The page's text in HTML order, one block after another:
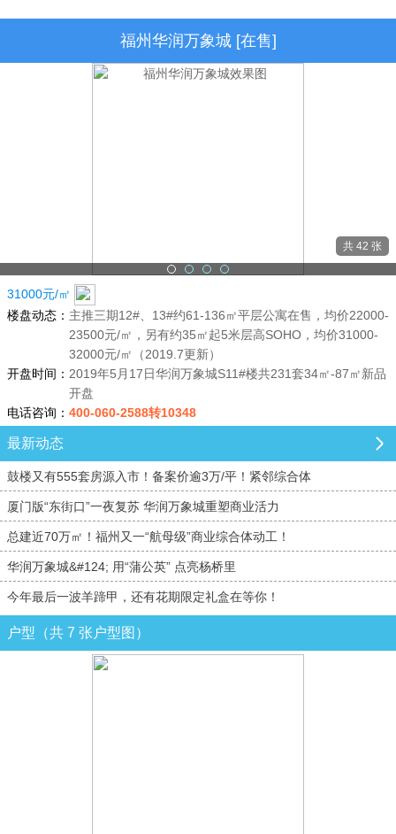
福州华润万象城 [在售]
共 42 张
31000元/㎡
楼盘动态： 主推三期12#、13#约61-136㎡平层公寓在售，均价22000-
23500元/㎡，另有约35㎡起5米层高SOHO，均价31000-
32000元/㎡（2019.7更新）
开盘时间： 2019年5月17日华润万象城S11#楼共231套34㎡-87㎡新品
开盘
电话咨询： 400-060-2588转10348
最新动态
鼓楼又有555套房源入市！备案价逾3万/平！紧邻综合体
厦门版“东街口”一夜复苏 华润万象城重塑商业活力
总建近70万㎡！福州又一“航母级”商业综合体动工！
华润万象城&#124; 用“蒲公英” 点亮杨桥里
今年最后一波羊蹄甲，还有花期限定礼盒在等你！
户型（共 7 张户型图）